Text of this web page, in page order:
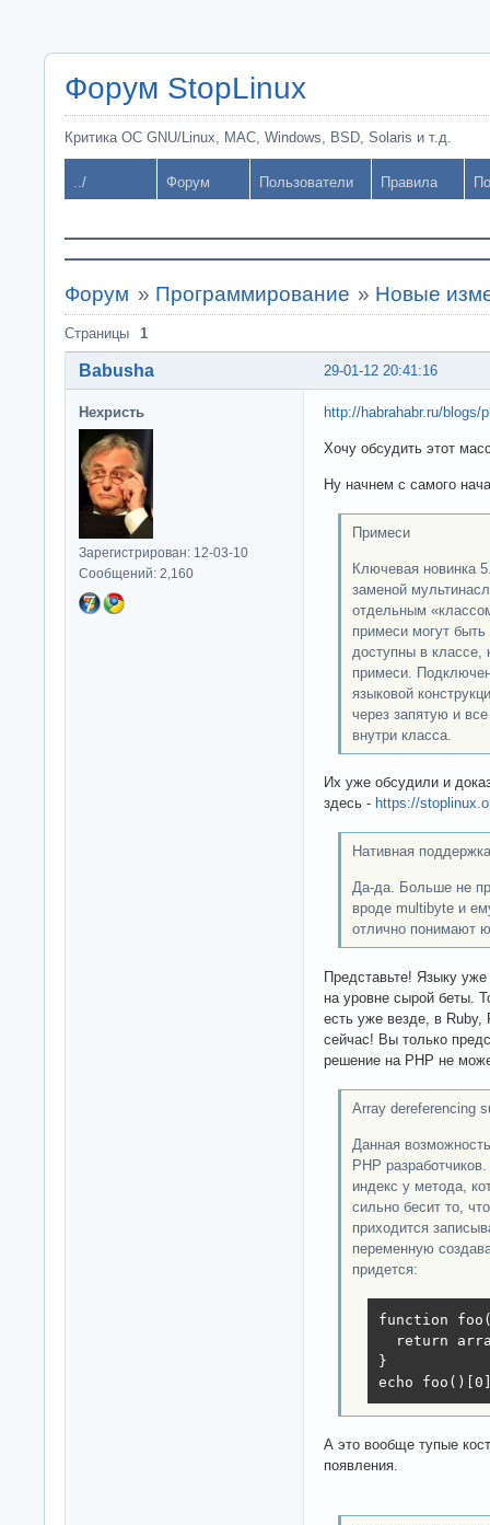
Форум StopLinux
Критика ОС GNU/Linux, MAC, Windows, BSD, Solaris и т.д.
../ Форум Пользователи Правила
Форум » Программирование » Новые
Страницы 1
29-01-12 20:41:16
Babusha
Нехристь
Зарегистрирован: 12-03-10
Сообщений: 2,160
http://habrahabr.ru/blogs/
Хочу обсудить этот
Ну начнем с самого
Примеси
Ключевая новинка
заменой
отдельным
примеси могут
доступны в классе,
примеси.
языковой
через запятую и
внутри класса.
Их уже обсудили и
здесь - https://
Нативная
Да-да. Больше не
вроде multibyte и
отлично понимают
Представьте! Языку
на уровне сырой беты.
есть уже везде, в
сейчас! Вы только
решение на PHP не
Array dereferencing
Данная
PHP
индекс у метода,
сильно бесит то,
приходится
переменную
придется:
function
return
}
echo
А это вообще тупые
появления.